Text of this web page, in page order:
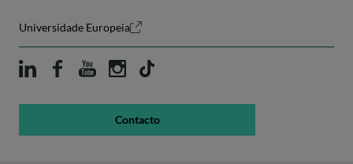
Universidade Europeia
Contacto